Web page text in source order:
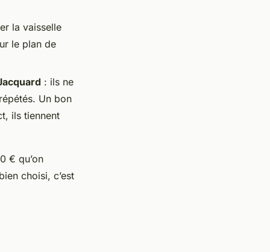
la vaisselle
le plan de
: ils ne
Un bon
ils tiennent
€ qu’on
choisi, c’est